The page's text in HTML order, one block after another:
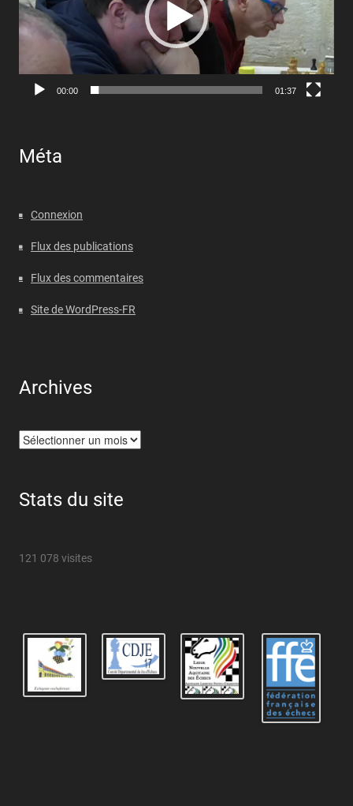
00:00 01:37
Méta
Connexion
Flux des publications
Flux des commentaires
Site de WordPress-FR
Archives
Archives
Stats du site
121 078 visites